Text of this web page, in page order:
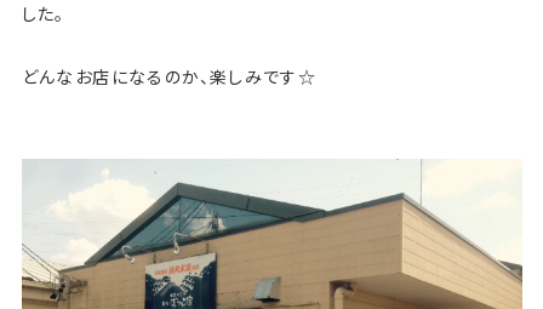
した。
どんなお店になるのか、楽しみです☆